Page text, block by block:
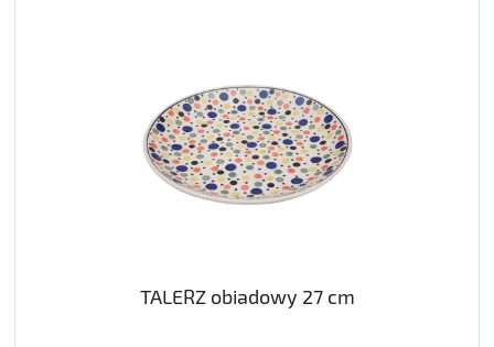
TALERZ obiadowy 27 cm